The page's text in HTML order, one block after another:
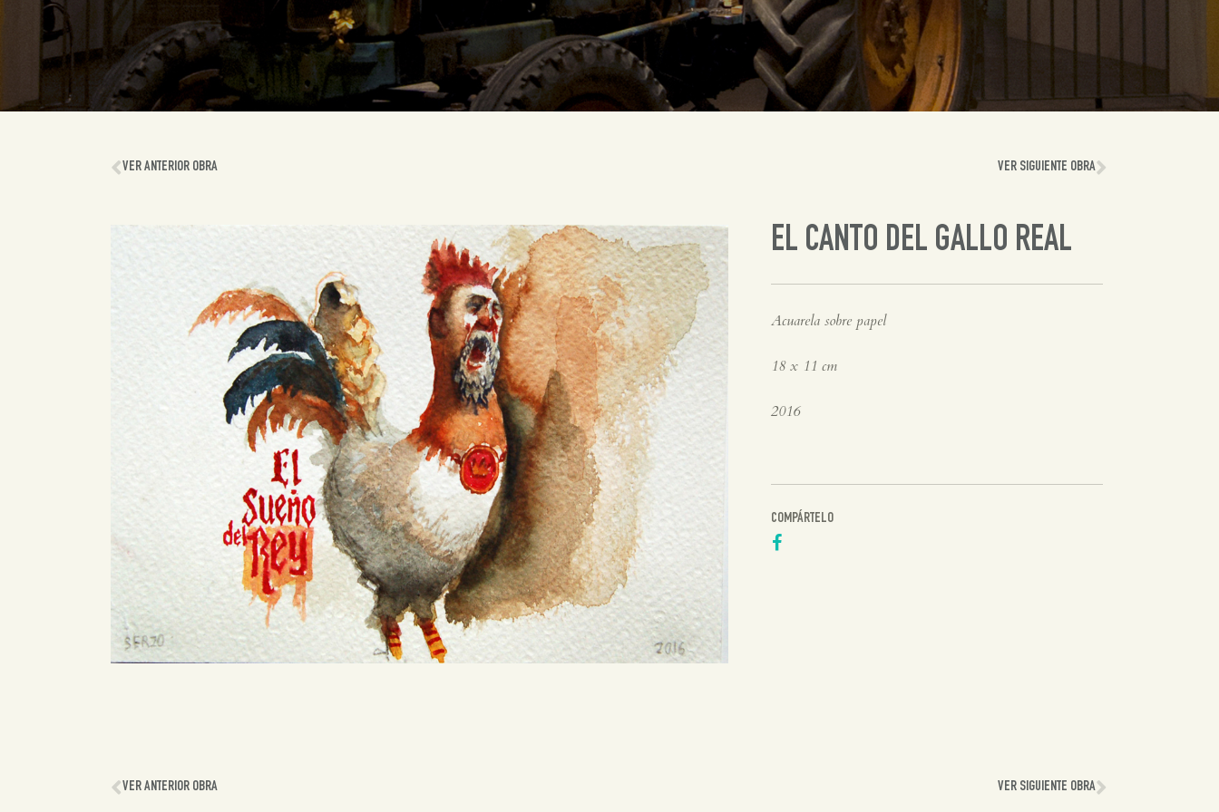
VER ANTERIOR OBRA VER SIGUIENTE OBRA
EL CANTO DEL GALLO REAL
Acuarela sobre papel
18 x 11 cm
2016
COMPÁRTELO
VER ANTERIOR OBRA VER SIGUIENTE OBRA